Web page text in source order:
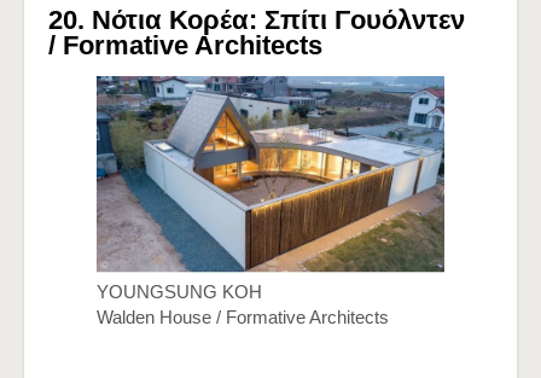
20. Νότια Κορέα: Σπίτι Γουόλντεν
/ Formative Architects
YOUNGSUNG KOH
Walden House / Formative Architects